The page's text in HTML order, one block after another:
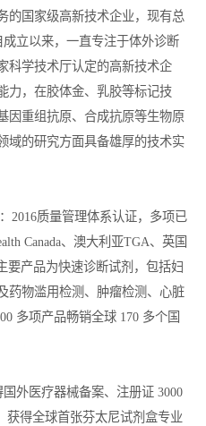
的国家级高新技术企业，现有总
立以来，一直专注于体外诊断
科学技术厅认定的高新技术企
力，在胶体金、乳胶等标记技
因重组抗原、合成抗原等生物原
域的研究方面具备雄厚的技术实
2016质量管理体系认证，多项已
Canada、澳大利亚TGA、英国
要产品为快速诊断试剂，包括妇
药物滥用检测、肿瘤检测、心脏
多项产品畅销全球 170 多个国
外医疗器械备案、注册证 3000
获得全球首张芬太尼试剂盒专业